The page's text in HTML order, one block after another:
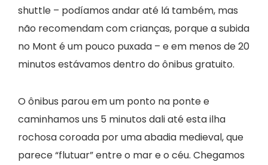
shuttle – podíamos andar até lá também, mas
não recomendam com crianças, porque a subida
no Mont é um pouco puxada – e em menos de 20
minutos estávamos dentro do ônibus gratuito.
O ônibus parou em um ponto na ponte e
caminhamos uns 5 minutos dali até esta ilha
rochosa coroada por uma abadia medieval, que
parece “flutuar” entre o mar e o céu. Chegamos